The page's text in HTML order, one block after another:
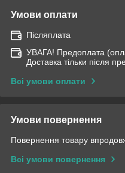
Умови оплати
Післяплата
УВАГА! Предоплата
Доставка тільки після
Всі умови оплати
Умови повернення
Повернення товару
Всі умови повернення